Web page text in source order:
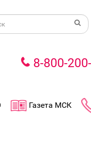
8-800-
Газета МСК